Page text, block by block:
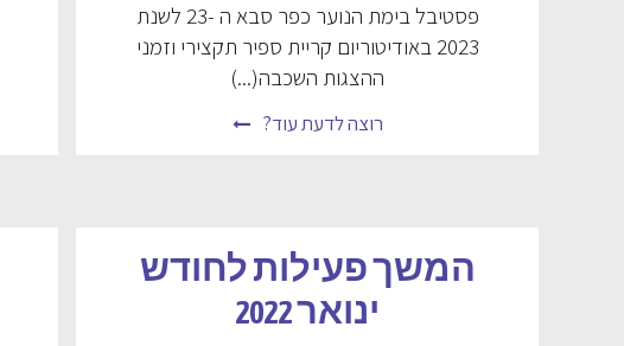
פסטיבל בימת הנוער כפר סבא ה -23 לשנת
2023 באודיטוריום קריית ספיר תקצירי וזמני
ההצגות השכבה(...)
רוצה לדעת עוד?
המשך פעילות לחודש
ינואר 2022